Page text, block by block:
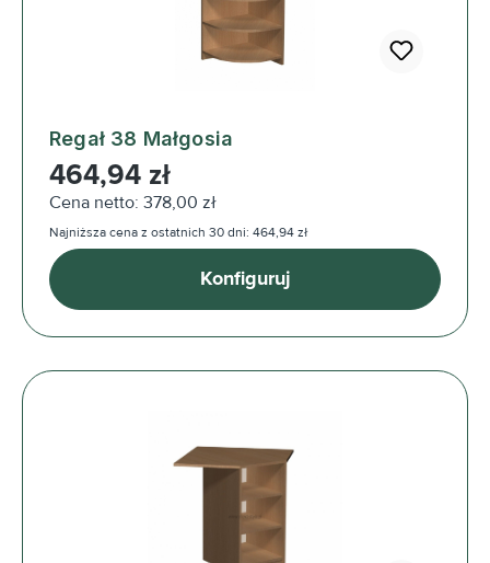
Regał 38 Małgosia
Cena regularna:
464,94 zł
Cena netto: 378,00 zł
Najniższa cena z ostatnich 30 dni: 464,94 zł
Konfiguruj